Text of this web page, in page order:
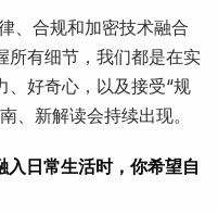
、合规和加密技术融合
所有细节，我们都是在实
、好奇心，以及接受“规
新解读会持续出现。
入日常生活时，你希望自